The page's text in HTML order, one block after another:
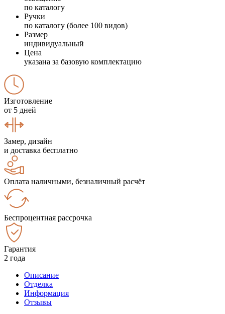
по каталогу
Ручки
по каталогу (более 100 видов)
Размер
индивидуальный
Цена
указана за базовую комплектацию
Изготовление
от 5 дней
Замер, дизайн
и доставка бесплатно
Оплата наличными, безналичный расчёт
Беспроцентная рассрочка
Гарантия
2 года
Описание
Отделка
Информация
Отзывы